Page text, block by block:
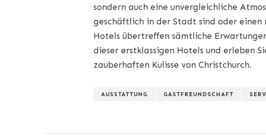
sondern auch eine unvergleichliche
geschäftlich in der Stadt sind oder einen
Hotels übertreffen sämtliche
dieser erstklassigen Hotels und erleben
zauberhaften Kulisse von Christchurch.
AUSSTATTUNG GASTFREUNDSCHAFT